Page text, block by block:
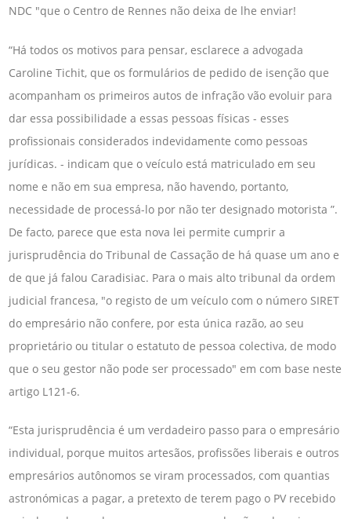
NDC "que o Centro de Rennes não deixa de lhe enviar!
“Há todos os motivos para pensar, esclarece a advogada
Caroline Tichit, que os formulários de pedido de isenção que
acompanham os primeiros autos de infração vão evoluir para
dar essa possibilidade a essas pessoas físicas - esses
profissionais considerados indevidamente como pessoas
jurídicas. - indicam que o veículo está matriculado em seu
nome e não em sua empresa, não havendo, portanto,
necessidade de processá-lo por não ter designado motorista ”.
De facto, parece que esta nova lei permite cumprir a
jurisprudência do Tribunal de Cassação de há quase um ano e
de que já falou Caradisiac. Para o mais alto tribunal da ordem
judicial francesa, "o registo de um veículo com o número SIRET
do empresário não confere, por esta única razão, ao seu
proprietário ou titular o estatuto de pessoa colectiva, de modo
que o seu gestor não pode ser processado" em com base neste
artigo L121-6.
“Esta jurisprudência é um verdadeiro passo para o empresário
individual, porque muitos artesãos, profissões liberais e outros
empresários autônomos se viram processados, com quantias
astronómicas a pagar, a pretexto de terem pago o PV recebido